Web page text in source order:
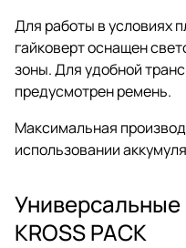
Для работы в условиях
гайковерт оснащен
зоны. Для удобной
предусмотрен ремень.
Максимальная
использовании
KROSS PACK